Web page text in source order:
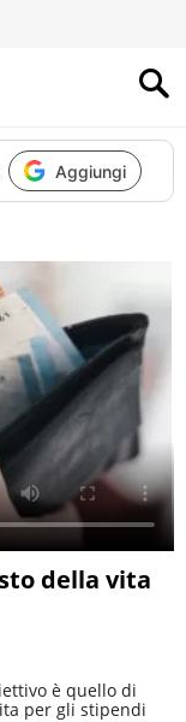
Aggiungi
della vita
è quello di
per gli stipendi